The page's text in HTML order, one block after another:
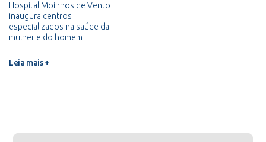
Hospital Moinhos de Vento
inaugura centros
especializados na saúde da
mulher e do homem
Leia mais +